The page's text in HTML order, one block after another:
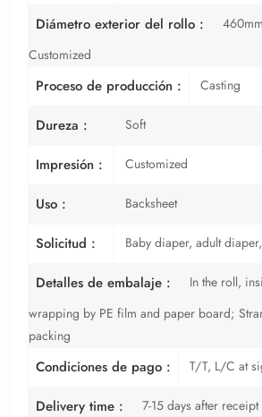
Diámetro exterior del rollo :
Customized
Proceso de producción : Casting
Dureza : Soft
Impresión : Customized
Uso : Backsheet
Solicitud : Baby diaper, adult
Detalles de embalaje :
In the roll,
wrapping by PE film and paper board;
packing
Condiciones de pago : T/T, L/C at
Delivery time :
7-15 days after